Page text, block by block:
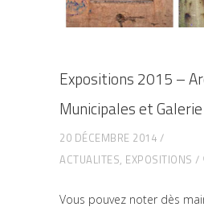
Expositions 2015 –
Municipales et
20 DÉCEMBRE 2014
ACTUALITES, EXPOSITIONS
Vous pouvez noter dès